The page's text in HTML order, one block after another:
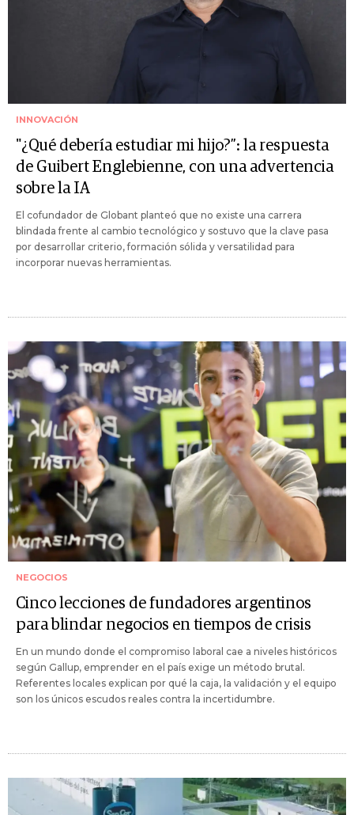
INNOVACIÓN
"¿Qué debería estudiar mi hijo?”: la respuesta
de Guibert Englebienne, con una advertencia
sobre la IA
El cofundador de Globant planteó que no existe una carrera
blindada frente al cambio tecnológico y sostuvo que la clave pasa
por desarrollar criterio, formación sólida y versatilidad para
incorporar nuevas herramientas.
NEGOCIOS
Cinco lecciones de fundadores argentinos
para blindar negocios en tiempos de crisis
En un mundo donde el compromiso laboral cae a niveles históricos
según Gallup, emprender en el país exige un método brutal.
Referentes locales explican por qué la caja, la validación y el equipo
son los únicos escudos reales contra la incertidumbre.